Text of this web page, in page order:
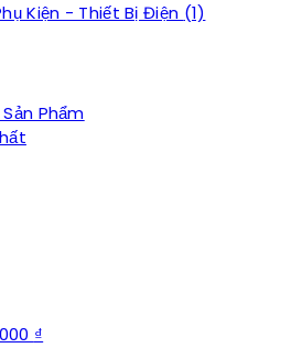
Kiện - Thiết Bị Điện (1)
Phẩm
₫